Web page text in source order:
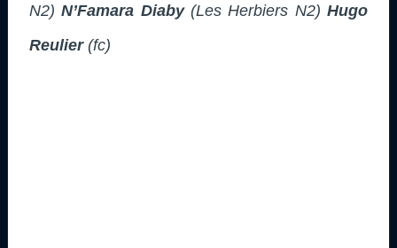
N2)N’Famara Diaby(Les Herbiers N2)Hugo
Reulier(fc)